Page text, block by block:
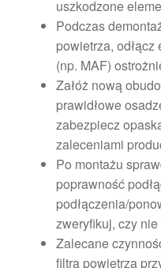
uszkodzone
Podczas
powietrza,
(np. MAF)
Załóż nową
prawidłowe
zabezpiecz
zaleceniami
Po montażu
poprawność
podłączenia/
zweryfikuj, czy
Zalecane
filtra powietrza